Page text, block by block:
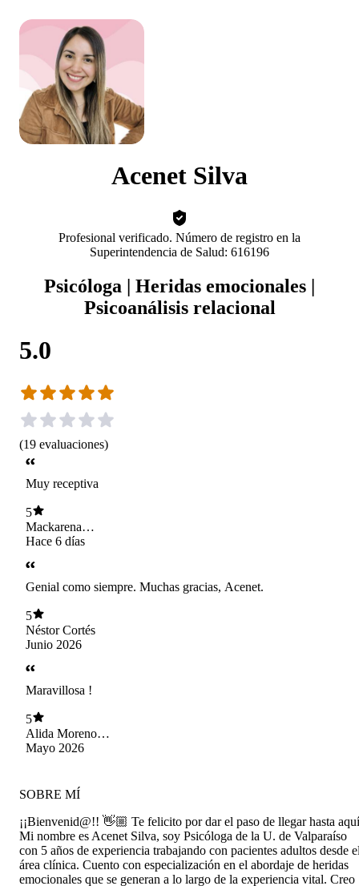
Acenet Silva
Profesional verificado. Número de registro en la
Superintendencia de Salud: 616196
Psicóloga | Heridas emocionales |
Psicoanálisis relacional
5.0
(19 evaluaciones)
Muy receptiva
5
Mackarena
Kartsevski
Hace 6 días
Genial como siempre. Muchas gracias, Acenet.
5
Néstor Cortés
Junio 2026
Maravillosa !
5
Alida Moreno
Castillo
Mayo 2026
SOBRE MÍ
¡¡Bienvenid@!! 👋🏼 Te felicito por dar el paso de llegar hasta
Mi nombre es Acenet Silva, soy Psicóloga de la U. de Valparaíso
con 5 años de experiencia trabajando con pacientes adultos desde
área clínica. Cuento con especialización en el abordaje de heridas
emocionales que se generan a lo largo de la experiencia vital. Creo